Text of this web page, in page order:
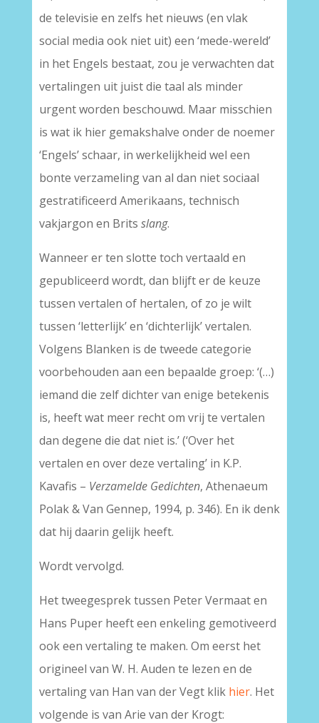
de televisie en zelfs het nieuws (en vlak
social media ook niet uit) een ‘mede-wereld’
in het Engels bestaat, zou je verwachten dat
vertalingen uit juist die taal als minder
urgent worden beschouwd. Maar misschien
is wat ik hier gemakshalve onder de noemer
‘Engels’ schaar, in werkelijkheid wel een
bonte verzameling van al dan niet sociaal
gestratificeerd Amerikaans, technisch
vakjargon en Brits slang.
Wanneer er ten slotte toch vertaald en
gepubliceerd wordt, dan blijft er de keuze
tussen vertalen of hertalen, of zo je wilt
tussen ‘letterlijk’ en ‘dichterlijk’ vertalen.
Volgens Blanken is de tweede categorie
voorbehouden aan een bepaalde groep: ‘(…)
iemand die zelf dichter van enige betekenis
is, heeft wat meer recht om vrij te vertalen
dan degene die dat niet is.’ (‘Over het
vertalen en over deze vertaling’ in K.P.
Kavafis – Verzamelde Gedichten, Athenaeum
Polak & Van Gennep, 1994, p. 346). En ik denk
dat hij daarin gelijk heeft.
Wordt vervolgd.
Het tweegesprek tussen Peter Vermaat en
Hans Puper heeft een enkeling gemotiveerd
ook een vertaling te maken. Om eerst het
origineel van W. H. Auden te lezen en de
vertaling van Han van der Vegt klik hier. Het
volgende is van Arie van der Krogt: